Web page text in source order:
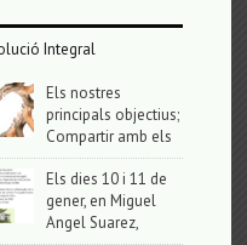
Integral
Els nostres
principals objectius;
Compartir amb els
Els dies 10 i 11 de
gener, en Miguel
Angel Suarez,